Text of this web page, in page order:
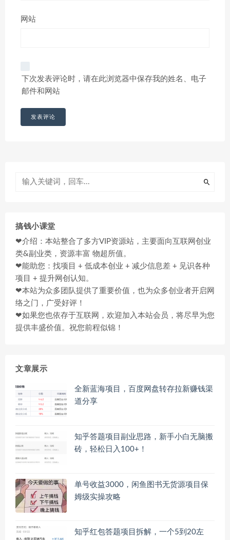
网站
下次发表评论时，请在此浏览器中保存我的姓名、电子
邮件和网站
搞钱小课堂
❤介绍：本站整合了多方VIP资源站，主要面向互联网创业
类&副业类，资源丰富 物超所值。
❤能助您：找项目 + 低成本创业 + 减少信息差 + 见识各种
项目 + 提升网创认知。
❤本站为众多团队提供了重要价值，也为众多创业者开启网
络之门，广受好评！
❤如果您也依存于互联网，欢迎加入本站会员，将尽早为您
提供丰盛价值。祝您前程似锦！
文章展示
全新蓝海项目，百度网盘转存拉新赚钱渠
道分享
知乎答题项目副业思路，新手小白无脑搬
砖，轻松日入100+！
单号收益3000，闲鱼图书无货源项目保
姆级实操攻略
知乎红包答题项目拆解，一个5到20左